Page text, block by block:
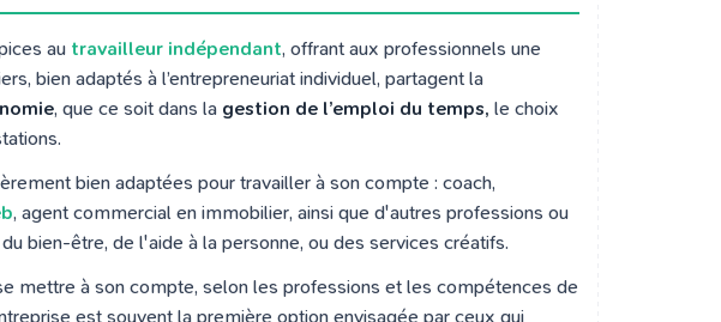
au travailleur indépendant, offrant aux professionnels une
bien adaptés à l’entrepreneuriat individuel, partagent la
, que ce soit dans la gestion de l’emploi du temps, le choix
bien adaptées pour travailler à son compte : coach,
, agent commercial en immobilier, ainsi que d'autres professions ou
bien-être, de l'aide à la personne, ou des services créatifs.
mettre à son compte, selon les professions et les compétences de
est souvent la première option envisagée par ceux qui